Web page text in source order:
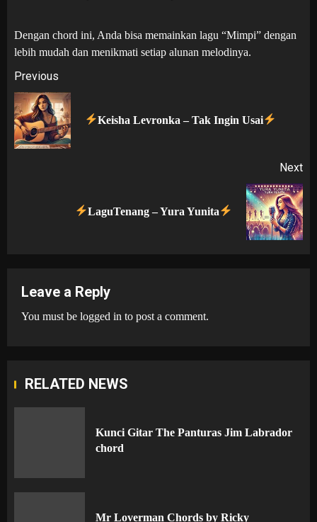
Dengan chord ini, Anda bisa memainkan lagu “Mimpi” dengan
lebih mudah dan menikmati setiap alunan melodinya.
Post
navigation
Previous
Keisha Levronka – Tak Ingin Usai
Next
LaguTenang – Yura Yunita
Leave a Reply
You must be logged in to post a comment.
RELATED NEWS
Kunci Gitar The Panturas Jim Labrador
chord
Mr Loverman Chords by Ricky